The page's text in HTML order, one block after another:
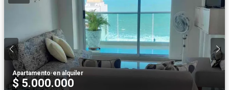
Apartamento·en alquiler
$ 5.000.000